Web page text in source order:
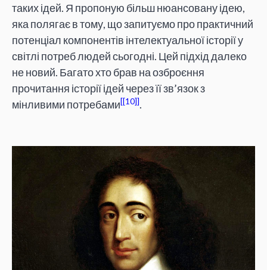
таких ідей. Я пропоную більш нюансовану ідею,
яка полягає в тому, що запитуємо про практичний
потенціал компонентів інтелектуальної історії у
світлі потреб людей сьогодні. Цей підхід далеко
не новий. Багато хто брав на озброєння
прочитання історії ідей через її зв’язок з
мінливими потребами [10] .